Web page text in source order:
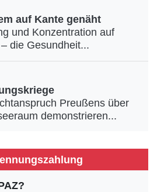
auf Kante genäht
und Konzentration auf
die Gesundheit...
Preußens über
demonstrieren...